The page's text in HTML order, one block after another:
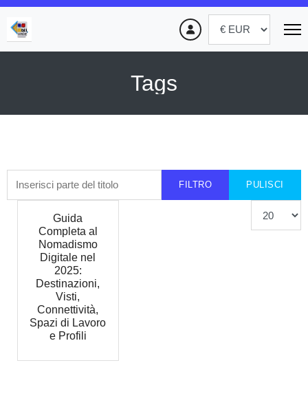
Tags
FILTRO PULISCI
Guida
Completa al
Nomadismo
Digitale nel
2025:
Destinazioni,
Visti,
Connettività,
Spazi di Lavoro
e Profili